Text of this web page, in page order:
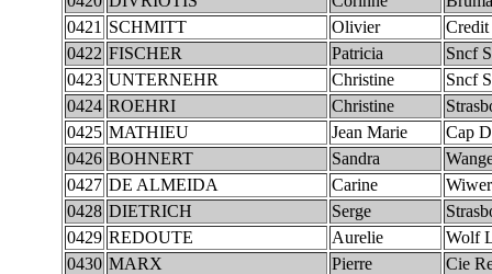
0421 SCHMITT Olivier
0422 FISCHER Patricia
Sncf
0423 UNTERNEHR Christine
Sncf
0424 ROEHRI Christine
0425 MATHIEU Jean Marie
Cap
0426 BOHNERT Sandra
0427 DE ALMEIDA Carine
0428 DIETRICH Serge
0429 REDOUTE Aurelie
Wolf
0430 MARX Pierre
Cie